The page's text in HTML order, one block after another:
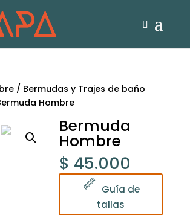
/ Bermudas y Trajes de baño
Hombre
Bermuda
Hombre
$ 45.000
Guía de
tallas